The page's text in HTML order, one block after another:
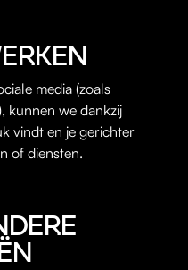
media (zoals
kunnen we dankzij
vindt en je gerichter
of diensten.